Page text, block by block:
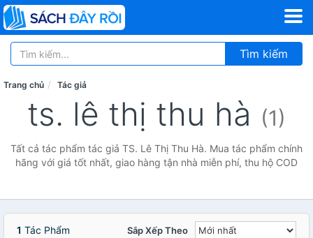
Tìm kiếm
Trang chủ Tác giả
ts. lê thị thu hà (1)
Tất cả tác phẩm tác giả TS. Lê Thị Thu Hà. Mua tác phẩm chính
hãng với giá tốt nhất, giao hàng tận nhà miễn phí, thu hộ COD
1 Tác Phẩm Sắp Xếp Theo